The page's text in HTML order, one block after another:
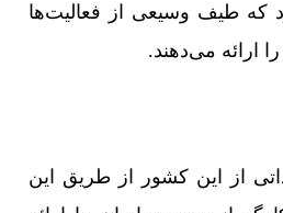
که طیف وسیعی از فعالیت‌ها
ارائه می‌دهند.
از این کشور از طریق این